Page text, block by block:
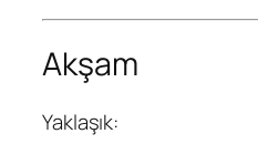
Akşam
Yaklaşık: